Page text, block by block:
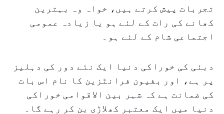
تجربات پیش کرتے ہیں، خواہ وہ بہترین
کھانے کی رات کے لئے ہو یا زیادہ عمومی
اجتماعی شام کے لئے ہو۔
دبئی کی خوراکی دنیا ایک نئے دور کی دہلیز
پر ہے، اور بفیون فرانٹزین کا نام اس بات
کی ضمانت ہے کہ شہر بین الاقوامی خوراکی
دنیا میں ایک معتبر کھلاڑی بن کر رہے گا۔